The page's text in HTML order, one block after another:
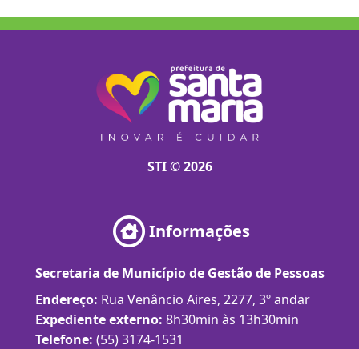
STI © 2026
Informações
Secretaria de Município de Gestão de Pessoas
Endereço: Rua Venâncio Aires, 2277, 3º andar
Expediente externo: 8h30min às 13h30min
Telefone: (55) 3174-1531